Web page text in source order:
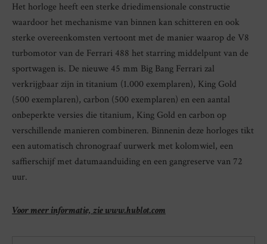
Het horloge heeft een sterke driedimensionale constructie
waardoor het mechanisme van binnen kan schitteren en ook
sterke overeenkomsten vertoont met de manier waarop de V8
turbomotor van de Ferrari 488 het starring middelpunt van de
sportwagen is. De nieuwe 45 mm Big Bang Ferrari zal
verkrijgbaar zijn in titanium (1.000 exemplaren), King Gold
(500 exemplaren), carbon (500 exemplaren) en een aantal
onbeperkte versies die titanium, King Gold en carbon op
verschillende manieren combineren. Binnenin deze horloges tikt
een automatisch chronograaf uurwerk met kolomwiel, een
saffierschijf met datumaanduiding en een gangreserve van 72
uur.
Voor meer informatie, zie www.hublot.com